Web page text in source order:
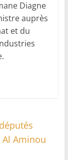
Diagne
auprès
et du
Al Aminou